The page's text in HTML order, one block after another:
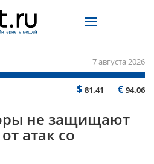
7 августа 2026
$ 81.41 € 94.06
не защищают
атак со